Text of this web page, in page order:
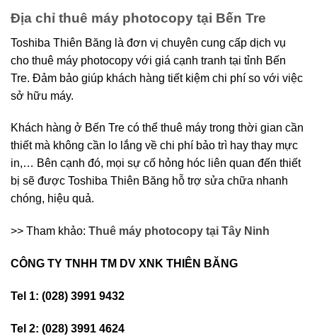
Địa chỉ thuê máy photocopy tại Bến Tre
Toshiba Thiên Băng là đơn vị chuyên cung cấp dịch vụ
cho thuê máy photocopy với giá cạnh tranh tại tỉnh Bến
Tre. Đảm bảo giúp khách hàng tiết kiệm chi phí so với việc
sở hữu máy.
Khách hàng ở Bến Tre có thể thuê máy trong thời gian cần
thiết mà không cần lo lắng về chi phí bảo trì hay thay mực
in,… Bên cạnh đó, mọi sự cố hỏng hóc liên quan đến thiết
bị sẽ được Toshiba Thiên Băng hỗ trợ sửa chữa nhanh
chóng, hiệu quả.
>> Tham khảo: Thuê máy photocopy tại Tây Ninh
CÔNG TY TNHH TM DV XNK THIÊN BĂNG
Tel 1: (028) 3991 9432
Tel 2: (028) 3991 4624